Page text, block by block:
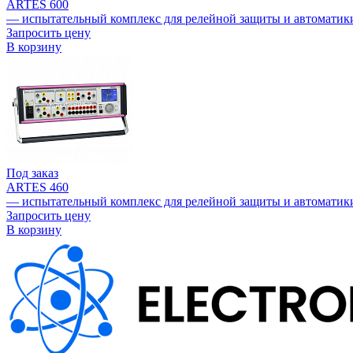
ARTES 600
— испытательный комплекс для релейной защиты и
Запросить цену
В корзину
Под заказ
ARTES 460
— испытательный комплекс для релейной защиты и
Запросить цену
В корзину